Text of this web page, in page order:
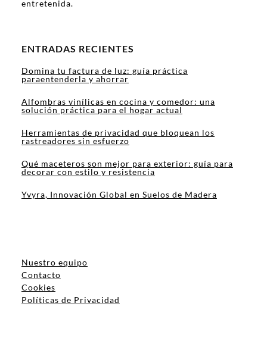
entretenida.
ENTRADAS RECIENTES
Domina tu factura de luz: guía práctica
paraentenderla y ahorrar
Alfombras vinílicas en cocina y comedor: una
solución práctica para el hogar actual
Herramientas de privacidad que bloquean los
rastreadores sin esfuerzo
Qué maceteros son mejor para exterior: guía para
decorar con estilo y resistencia
Yvyra, Innovación Global en Suelos de Madera
Nuestro equipo
Contacto
Cookies
Políticas de Privacidad